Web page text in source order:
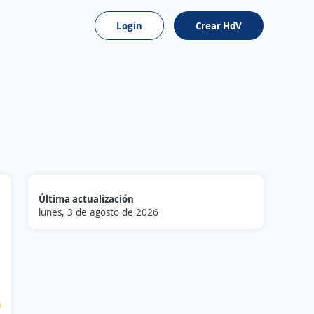
Login Crear HdV
Última actualización
lunes, 3 de agosto de 2026